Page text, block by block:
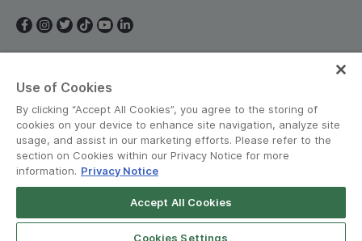
Singapore
© Grab 2010 - 2026
Use of Cookies
By clicking “Accept All Cookies”, you agree to the storing of
cookies on your device to enhance site navigation, analyze site
usage, and assist in our marketing efforts. Please refer to the
section on Cookies within our Privacy Notice for more
information. Privacy Notice
Accept All Cookies
Cookies Settings